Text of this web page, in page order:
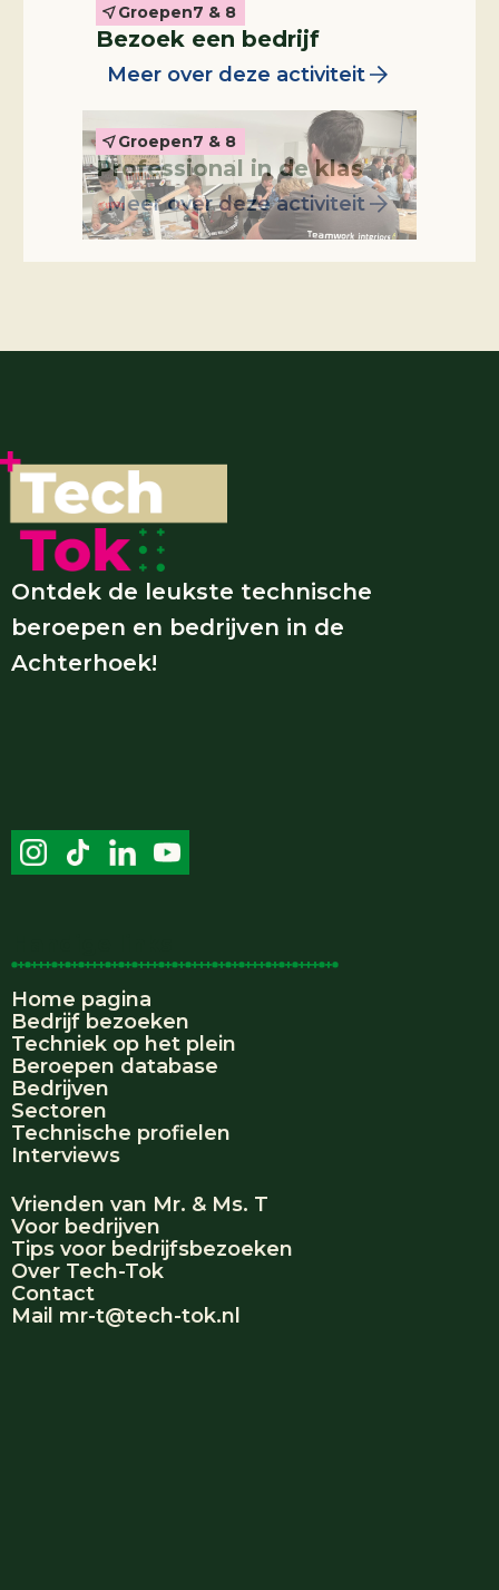
Groepen7 & 8
Bezoek een bedrijf
Meer over deze activiteit
Professional in de klas
Groepen7 & 8
Professional in de klas
Meer over deze activiteit
Ontdek de leukste technische
beroepen en bedrijven in de
Achterhoek!
Home pagina
Bedrijf bezoeken
Techniek op het plein
Beroepen database
Bedrijven
Sectoren
Technische profielen
Interviews
Vrienden van Mr. & Ms. T
Voor bedrijven
Tips voor bedrijfsbezoeken
Over Tech-Tok
Contact
Mail mr-t@tech-tok.nl